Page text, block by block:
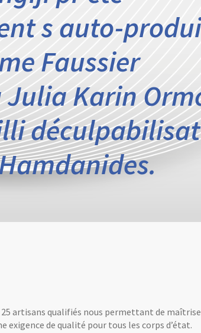
s auto-
Faussier
Karin
artisans qualifiés nous permettant de
de qualité pour tous les corps d’état.